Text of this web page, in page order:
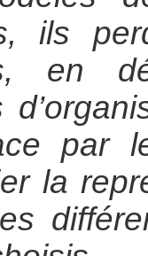
ils
en
par
la